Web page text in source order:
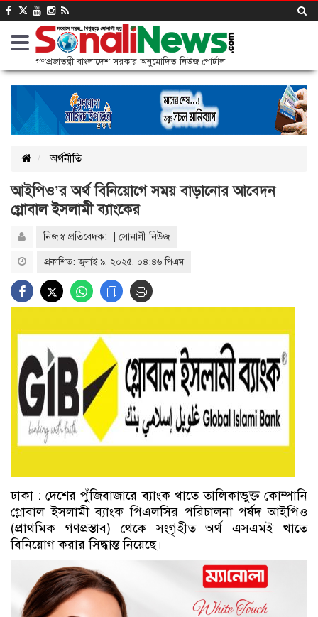
গণপ্রজাতন্ত্রী বাংলাদেশ সরকার অনুমোদিত নিউজ পোর্টাল
অর্থনীতি
আইপিও’র অর্থ বিনিয়োগে সময় বাড়ানোর আবেদন
গ্লোবাল ইসলামী ব্যাংকের
নিজস্ব প্রতিবেদক: | সোনালী নিউজ
প্রকাশিত: জুলাই ৯, ২০২৫, ০৪:৪৬ পিএম
ঢাকা : দেশের পুঁজিবাজারে ব্যাংক খাতে তালিকাভুক্ত কোম্পানি
গ্লোবাল ইসলামী ব্যাংক পিএলসির পরিচালনা পর্ষদ আইপিও
(প্রাথমিক গণপ্রস্তাব) থেকে সংগৃহীত অর্থ এসএমই খাতে
বিনিয়োগ করার সিদ্ধান্ত নিয়েছে।